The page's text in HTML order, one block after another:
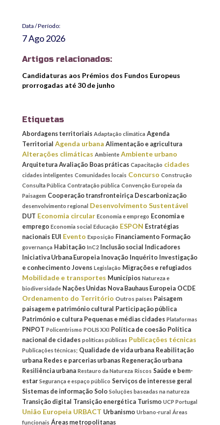
Data / Período:
7 Ago 2026
Artigos relacionados:
Candidaturas aos Prémios dos Fundos Europeus
prorrogadas até 30 de junho
Etiquetas
Abordagens territoriais Adaptação climática Agenda
Territorial Agenda urbana Alimentação e agricultura
Alterações climáticas Ambiente Ambiente urbano
Arquitetura Avaliação Boas práticas Capacitação cidades
cidades inteligentes Comunidades locais Concurso Construção
Consulta Pública Contratação pública Convenção Europeia da
Paisagem Cooperação transfronteiriça Descarbonização
desenvolvimento regional Desenvolvimento Sustentável
DUT Economia circular Economia e emprego Economia e
emprego Economia social Educação ESPON Estratégias
nacionais EUI Evento Exposição Financiamento Formação
governança Habitação InC2 Inclusão social
Indicadores
Iniciativa Urbana Europeia Inovação Inquérito Investigação
e conhecimento Jovens Legislação Migrações e refugiados
Mobilidade e transportes Municípios Natureza e
biodiversidade Nações Unidas Nova Bauhaus Europeia OCDE
Ordenamento do Território Outros países Paisagem
paisagem e património cultural Participação pública
Património e cultura Pequenas e médias cidades Plataformas
PNPOT Policentrismo POLIS XXI Política de coesão Política
nacional de cidades políticas públicas Publicações técnicas
Publicações técnicas; Qualidade de vida urbana Reabilitação
urbana Redes e parcerias urbanas Regeneração urbana
Resiliência urbana Restauro da Natureza Riscos Saúde e bem-
estar Segurança e espaço público Serviços de interesse geral
Sistemas de informação Solo Soluções baseadas na natureza
Transição digital Transição energética Turismo UCP Portugal
União Europeia URBACT Urbanismo Urbano-rural Áreas
funcionais Áreas metropolitanas